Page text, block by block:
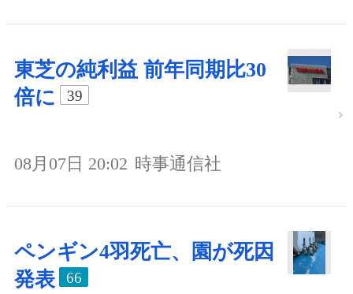
東芝の純利益 前年同期比30
倍に
39
08月07日 20:02 時事通信社
ペンギン4羽死亡、園が死因
発表
66